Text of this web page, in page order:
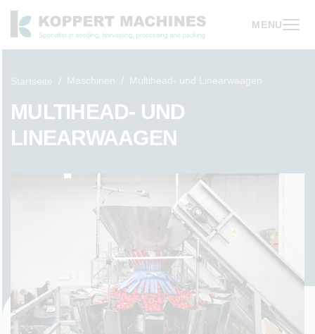
MENU
Startseite Maschinen Multihead- und Linearwaagen
MULTIHEAD- UND
LINEARWAAGEN